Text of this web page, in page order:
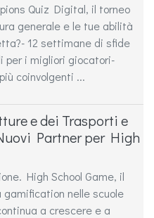
Quiz Digital, il torneo
generale e le tue abilità
12 settimane di sfide
per i migliori giocatori-
coinvolgenti ...
e dei Trasporti e
Partner per High
High School Game, il
gamification nelle scuole
a crescere e a